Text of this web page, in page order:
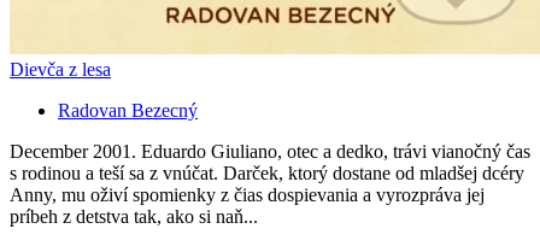
Dievča z lesa
Radovan Bezecný
December 2001. Eduardo Giuliano, otec a dedko, trávi vianočný čas
s rodinou a teší sa z vnúčat. Darček, ktorý dostane od mladšej dcéry
Anny, mu oživí spomienky z čias dospievania a vyrozpráva jej
príbeh z detstva tak, ako si naň...